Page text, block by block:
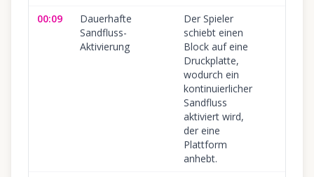
00:09
Dauerhafte
Sandfluss-
Aktivierung
Der Spieler
schiebt einen
Block auf eine
Druckplatte,
wodurch ein
kontinuierlicher
Sandfluss
aktiviert wird,
der eine
Plattform
anhebt.